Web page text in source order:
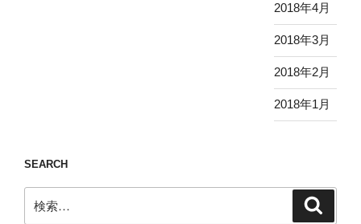
2018年4月
2018年3月
2018年2月
2018年1月
SEARCH
索: